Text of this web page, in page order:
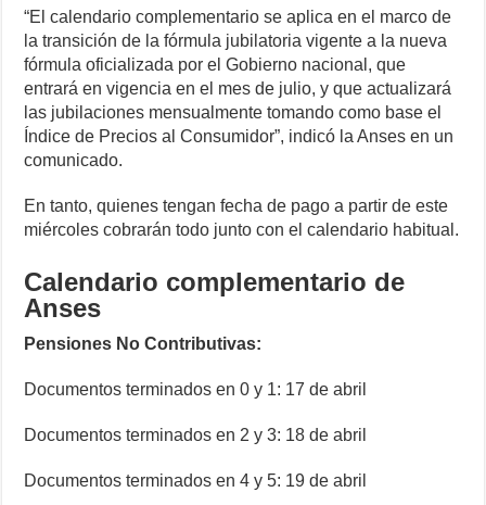
“El calendario complementario se aplica en el marco de
la transición de la fórmula jubilatoria vigente a la nueva
fórmula oficializada por el Gobierno nacional, que
entrará en vigencia en el mes de julio, y que actualizará
las jubilaciones mensualmente tomando como base el
Índice de Precios al Consumidor”, indicó la Anses en un
comunicado.
En tanto, quienes tengan fecha de pago a partir de este
miércoles cobrarán todo junto con el calendario habitual.
Calendario complementario de
Anses
Pensiones No Contributivas:
Documentos terminados en 0 y 1: 17 de abril
Documentos terminados en 2 y 3: 18 de abril
Documentos terminados en 4 y 5: 19 de abril